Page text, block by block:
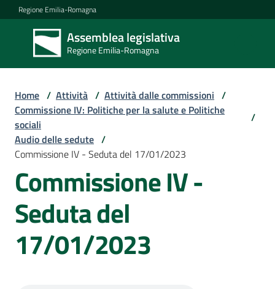
Vai al contenuto
Vai alla navigazione
Vai al footer
Regione Emilia-Romagna
Assemblea legislativa
Regione Emilia-Romagna
Assemblea
legislativa
Regione Emilia-
Assemblea
Attività
Home / Attività / Attività dalle commissioni /
Commissione IV: Politiche per la salute e Politiche
sociali
/
Audio delle sedute /
Commissione IV - Seduta del 17/01/2023
Commissione IV -
Seduta del
17/01/2023